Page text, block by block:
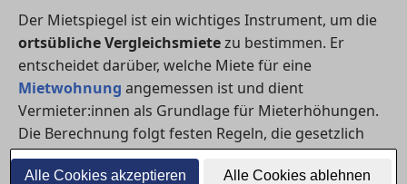
Alle Cookies akzeptieren Alle Cookies ablehnen
Der Mietspiegel ist ein wichtiges Instrument, um die
ortsübliche Vergleichsmietezu bestimmen. Er
entscheidet darüber, welche Miete für eine
Mietwohnung angemessen ist und dient
Vermieter:innen als Grundlage für Mieterhöhungen.
Die Berechnung folgt festen Regeln, die gesetzlich
verankert und wissenschaftlich geprüft sind.